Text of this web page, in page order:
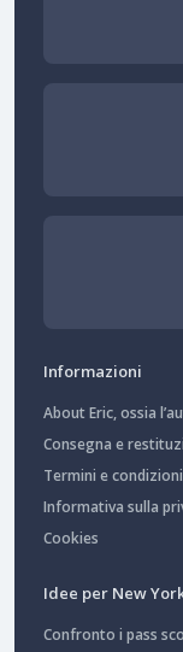
Informazioni
About Eric, ossia
Consegna e
Termini e condizioni
Informativa sulla
Cookies
Idee per New
Confronto i pass